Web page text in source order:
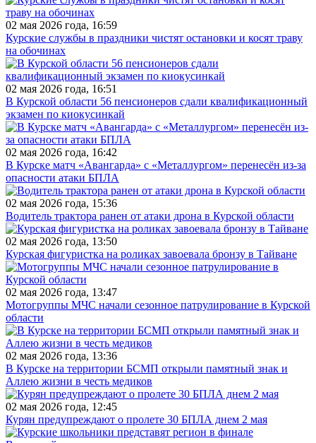
02 мая 2026 года, 16:59
Курские службы в праздники чистят остановки и косят траву
на обочинах
02 мая 2026 года, 16:51
В Курской области 56 пенсионеров сдали квалификационный
экзамен по киокусинкай
02 мая 2026 года, 16:42
В Курске матч «Авангарда» с «Металлургом» перенесён из-за
опасности атаки БПЛА
02 мая 2026 года, 15:36
Водитель трактора ранен от атаки дрона в Курской области
02 мая 2026 года, 13:50
Курская фигуристка на роликах завоевала бронзу в Тайване
02 мая 2026 года, 13:47
Мотогруппы МЧС начали сезонное патрулирование в Курской
области
02 мая 2026 года, 13:36
В Курске на территории БСМП открыли памятный знак и
Аллею жизни в честь медиков
02 мая 2026 года, 12:45
Курян предупреждают о пролете 30 БПЛА днем 2 мая